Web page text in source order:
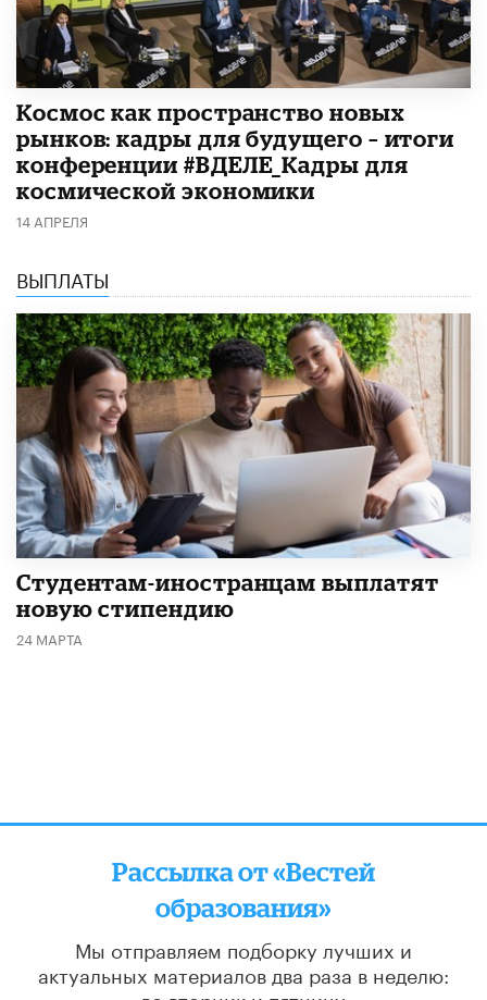
Космос как пространство новых
рынков: кадры для будущего – итоги
конференции #ВДЕЛЕ_Кадры для
космической экономики
14 АПРЕЛЯ
ВЫПЛАТЫ
Студентам-иностранцам выплатят
новую стипендию
24 МАРТА
Рассылка от «Вестей
образования»
Мы отправляем подборку лучших и
актуальных материалов два раза в неделю: